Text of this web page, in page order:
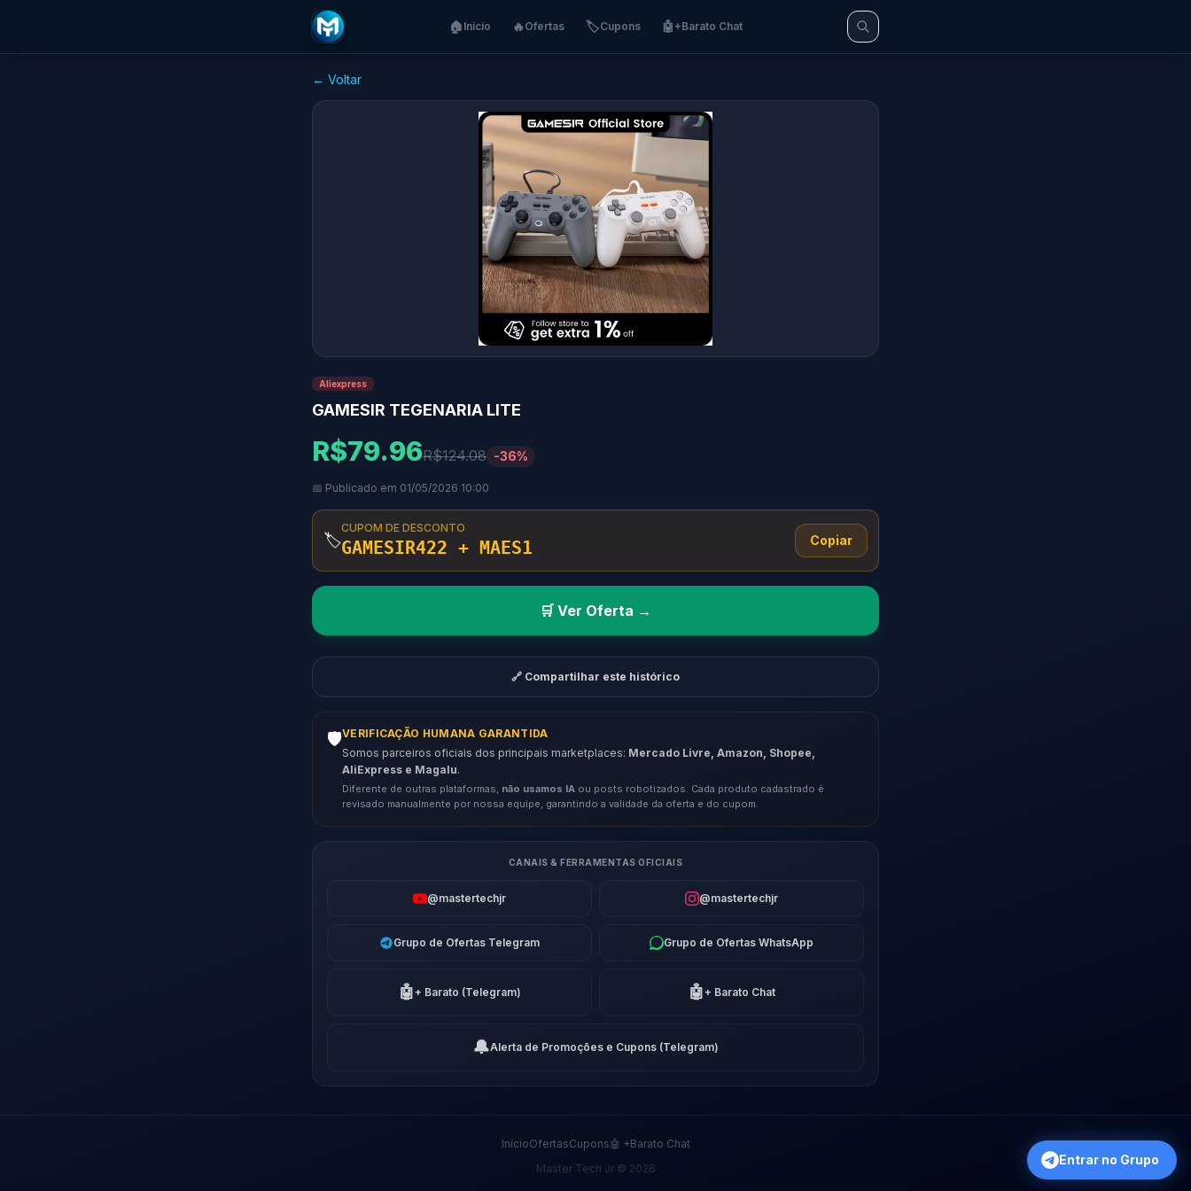
🏠 Início 🔥 Ofertas 🏷️Cupons 🤖+Barato Chat
← Voltar
Aliexpress
GAMESIR TEGENARIA LITE
R$79.96R$124.08 -36%
📅 Publicado em 01/05/2026 10:00
🏷️
CUPOM DE DESCONTO
GAMESIR422 + MAES1 Copiar
🛒 Ver Oferta →
🔗 Compartilhar este histórico
🛡️VERIFICAÇÃO HUMANA GARANTIDA
Somos parceiros oficiais dos principais marketplaces: Mercado Livre, Amazon, Shopee,
AliExpress e Magalu.
Diferente de outras plataformas, não usamos IA ou posts robotizados. Cada produto cadastrado é
revisado manualmente por nossa equipe, garantindo a validade da oferta e do cupom.
CANAIS & FERRAMENTAS OFICIAIS
@mastertechjr @mastertechjr
Grupo de Ofertas Telegram Grupo de Ofertas WhatsApp
🤖+ Barato (Telegram) 🤖+ Barato Chat
🔔Alerta de Promoções e Cupons (Telegram)
InícioOfertasCupons🤖 +Barato Chat
Master Tech Jr © 2026
Entrar no Grupo